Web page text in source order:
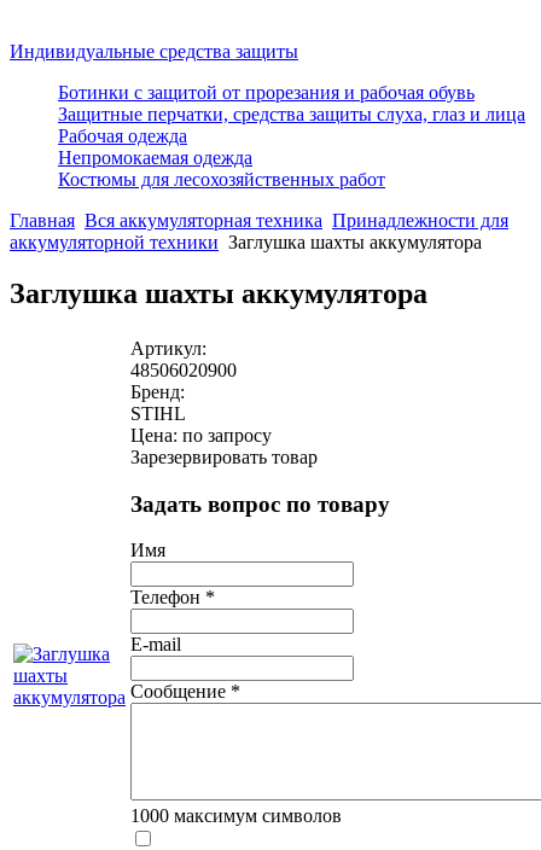
Индивидуальные средства защиты
Ботинки с защитой от прорезания и рабочая обувь
Защитные перчатки, средства защиты слуха, глаз и лица
Рабочая одежда
Непромокаемая одежда
Костюмы для лесохозяйственных работ
Главная Вся аккумуляторная техника Принадлежности для
аккумуляторной техники Заглушка шахты аккумулятора
Заглушка шахты аккумулятора
Артикул:
48506020900
Бренд:
STIHL
Цена: по запросу
Зарезервировать товар
Задать вопрос по товару
Имя
Телефон *
E-mail
Сообщение *
1000 максимум символов